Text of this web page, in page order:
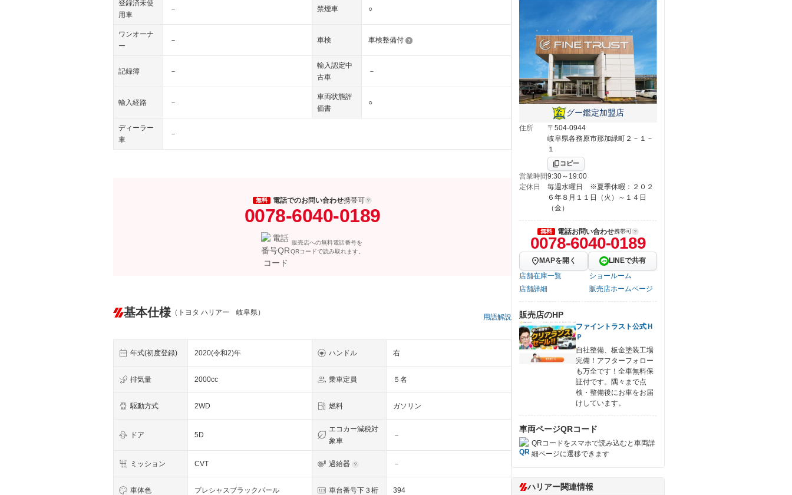
登録済未使
用車
－ 禁煙車 ○
ワンオーナ
ー
－ 車検 車検整備付
記録簿 －
輸入認定中
古車
－
輸入経路 －
車両状態評
価書
○
ディーラー
車
－
無料 電話でのお問い合わせ携帯可
0078-6040-0189
販売店への無料電話番号を
QRコードで読み取れます。
基本仕様 （トヨタ ハリアー 岐阜県）
用語解説
年式(初度登録) 2020(令和2)年 ハンドル 右
排気量 2000cc 乗車定員 ５名
駆動方式 2WD 燃料 ガソリン
ドア 5D
エコカー減税対
象車
－
ミッション CVT 過給器 －
車体色 プレシャスブラックパール 車台番号下３桁 394
グー鑑定加盟店
住所
〒504-0944
岐阜県各務原市那加緑町２－１－
１
コピー
営業時間9:30～19:00
定休日
毎週水曜日 ※夏季休暇：２０２
６年８月１１日（火）～１４日
（金）
無料 電話お問い合わせ携帯可
0078-6040-0189
MAPを開く
LINEで共有
店舗在庫一覧
ショールーム
店舗詳細
販売店ホームページ
販売店のHP
ファイントラスト公式Ｈ
Ｐ
自社整備、板金塗装工場
完備！アフターフォロー
も万全です！全車無料保
証付です。隅々まで点
検・整備後にお車をお届
けしています。
車両ページQRコード
QRコードをスマホで読み込むと車両詳
細ページに遷移できます
ハリアー関連情報